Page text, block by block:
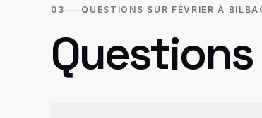
03 QUESTIONS SUR FÉVRIER À